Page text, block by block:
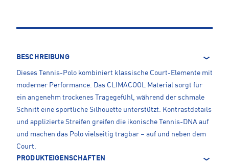
BESCHREIBUNG
Dieses Tennis-Polo kombiniert klassische Court-Elemente mit
moderner Performance. Das CLIMACOOL Material sorgt für
ein angenehm trockenes Tragegefühl, während der schmale
Schnitt eine sportliche Silhouette unterstützt. Kontrastdetails
und applizierte Streifen greifen die ikonische Tennis-DNA auf
und machen das Polo vielseitig tragbar – auf und neben dem
Court.
PRODUKTEIGENSCHAFTEN